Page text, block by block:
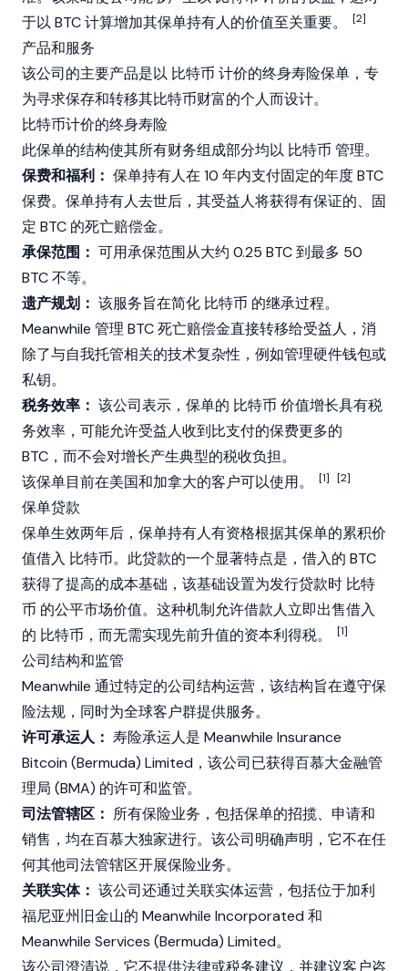
于以 BTC 计算增加其保单持有人的价值至关重要。
[2]
产品和服务
该公司的主要产品是以 比特币 计价的终身寿险保单，专
为寻求保存和转移其比特币财富的个人而设计。
比特币计价的终身寿险
此保单的结构使其所有财务组成部分均以 比特币 管理。
保费和福利： 保单持有人在 10 年内支付固定的年度 BTC
保费。保单持有人去世后，其受益人将获得有保证的、固
定 BTC 的死亡赔偿金。
承保范围： 可用承保范围从大约 0.25 BTC 到最多 50
BTC 不等。
遗产规划： 该服务旨在简化 比特币 的继承过程。
Meanwhile 管理 BTC 死亡赔偿金直接转移给受益人，消
除了与自我托管相关的技术复杂性，例如管理硬件钱包或
私钥。
税务效率： 该公司表示，保单的 比特币 价值增长具有税
务效率，可能允许受益人收到比支付的保费更多的
BTC，而不会对增长产生典型的税收负担。
该保单目前在美国和加拿大的客户可以使用。
[1] [2]
保单贷款
保单生效两年后，保单持有人有资格根据其保单的累积价
值借入 比特币。此贷款的一个显著特点是，借入的 BTC
获得了提高的成本基础，该基础设置为发行贷款时 比特
币 的公平市场价值。这种机制允许借款人立即出售借入
的 比特币 ，而无需实现先前升值的资本利得税。 [1]
公司结构和监管
Meanwhile 通过特定的公司结构运营，该结构旨在遵守保
险法规，同时为全球客户群提供服务。
许可承运人： 寿险承运人是 Meanwhile Insurance
Bitcoin (Bermuda) Limited，该公司已获得百慕大金融管
理局 (BMA) 的许可和监管。
司法管辖区： 所有保险业务，包括保单的招揽、申请和
销售，均在百慕大独家进行。该公司明确声明，它不在任
何其他司法管辖区开展保险业务。
关联实体： 该公司还通过关联实体运营，包括位于加利
福尼亚州旧金山的 Meanwhile Incorporated 和
Meanwhile Services (Bermuda) Limited。
该公司澄清说，它不提供法律或税务建议，并建议客户咨